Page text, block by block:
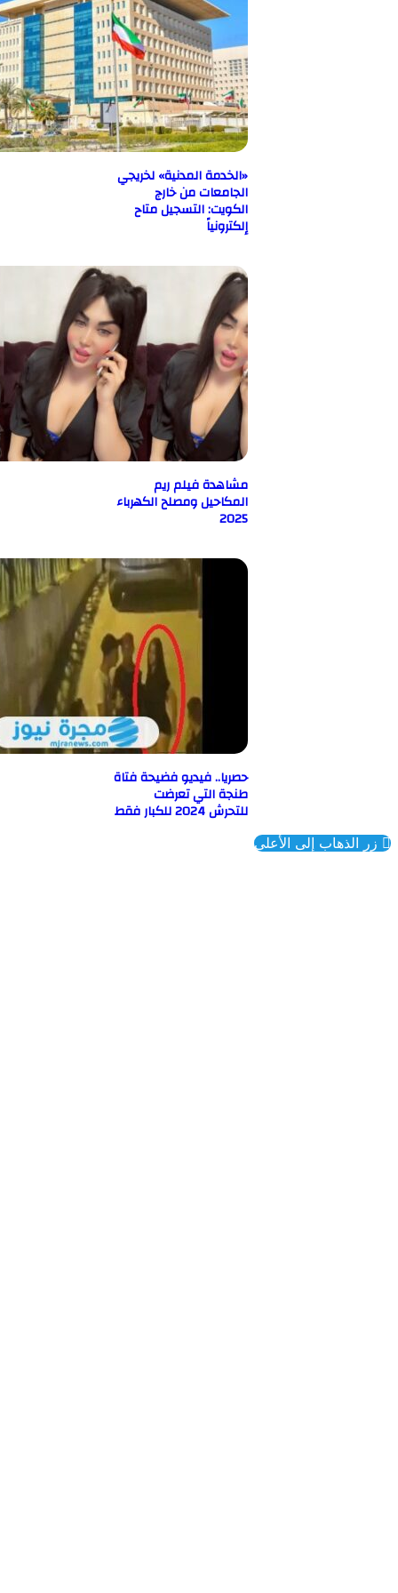
«الخدمة المدنية» لخريجي
الجامعات من خارج
الكويت: التسجيل متاح
مشاهدة فيلم ريم
المكاحيل ومصلح الكهرباء
حصريا.. فيديو فضيحة فتاة
طنجة التي تعرضت
إلى الأعلى